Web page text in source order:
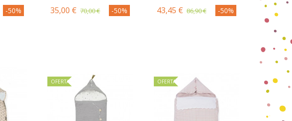
-50% 35,00 € 70,00 € -50% 43,45 € 86,90 € -50%
OFERTA OFERTA